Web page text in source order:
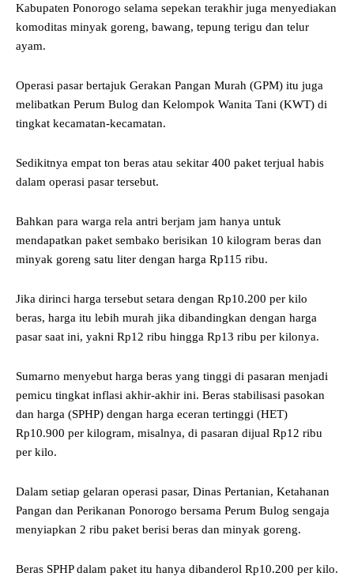
Kabupaten Ponorogo selama sepekan terakhir juga menyediakan
komoditas minyak goreng, bawang, tepung terigu dan telur
ayam.
Operasi pasar bertajuk Gerakan Pangan Murah (GPM) itu juga
melibatkan Perum Bulog dan Kelompok Wanita Tani (KWT) di
tingkat kecamatan-kecamatan.
Sedikitnya empat ton beras atau sekitar 400 paket terjual habis
dalam operasi pasar tersebut.
Bahkan para warga rela antri berjam jam hanya untuk
mendapatkan paket sembako berisikan 10 kilogram beras dan
minyak goreng satu liter dengan harga Rp115 ribu.
Jika dirinci harga tersebut setara dengan Rp10.200 per kilo
beras, harga itu lebih murah jika dibandingkan dengan harga
pasar saat ini, yakni Rp12 ribu hingga Rp13 ribu per kilonya.
Sumarno menyebut harga beras yang tinggi di pasaran menjadi
pemicu tingkat inflasi akhir-akhir ini. Beras stabilisasi pasokan
dan harga (SPHP) dengan harga eceran tertinggi (HET)
Rp10.900 per kilogram, misalnya, di pasaran dijual Rp12 ribu
per kilo.
Dalam setiap gelaran operasi pasar, Dinas Pertanian, Ketahanan
Pangan dan Perikanan Ponorogo bersama Perum Bulog sengaja
menyiapkan 2 ribu paket berisi beras dan minyak goreng.
Beras SPHP dalam paket itu hanya dibanderol Rp10.200 per kilo.